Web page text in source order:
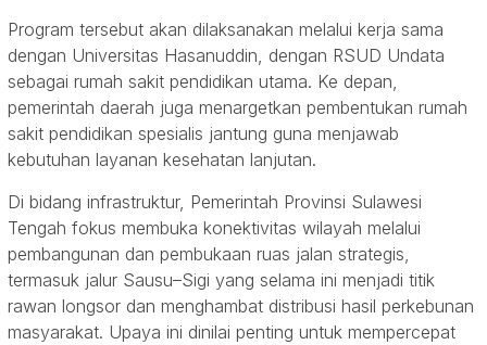
Program tersebut akan dilaksanakan melalui kerja sama
dengan Universitas Hasanuddin, dengan RSUD Undata
sebagai rumah sakit pendidikan utama. Ke depan,
pemerintah daerah juga menargetkan pembentukan rumah
sakit pendidikan spesialis jantung guna menjawab
kebutuhan layanan kesehatan lanjutan.
Di bidang infrastruktur, Pemerintah Provinsi Sulawesi
Tengah fokus membuka konektivitas wilayah melalui
pembangunan dan pembukaan ruas jalan strategis,
termasuk jalur Sausu–Sigi yang selama ini menjadi titik
rawan longsor dan menghambat distribusi hasil perkebunan
masyarakat. Upaya ini dinilai penting untuk mempercepat